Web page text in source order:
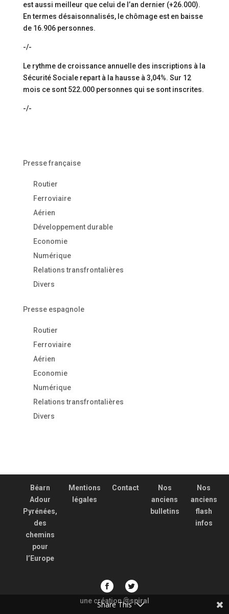
est aussi meilleur que celui de l’an dernier (+26.000).
En termes désaisonnalisés, le chômage est en baisse
de 16.906 personnes.
-/-
Le rythme de croissance annuelle des inscriptions à la
Sécurité Sociale repart à la hausse à 3,04%. Sur 12
mois ce sont 522.000 personnes qui se sont inscrites.
-/-
Presse française
Routier
Ferroviaire
Aérien
Développement durable
Economie
Numérique
Relations transfrontalières
Divers
Presse espagnole
Routier
Ferroviaire
Aérien
Economie
Numérique
Relations transfrontalières
Divers
Béarn
Adour
Pyrénées,
des
chemins
pour
l’Europe
Mentions
légales
Contact
Nos
anciens
bulletins
Nos
anciens
flash
infos
une création@spiral
Share This